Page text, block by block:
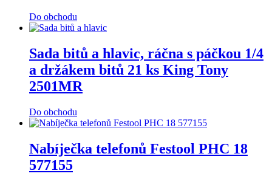
Do obchodu
Sada bitů a hlavic, ráčna s páčkou 1/4
a držákem bitů 21 ks King Tony
2501MR
Do obchodu
Nabíječka telefonů Festool PHC 18
577155